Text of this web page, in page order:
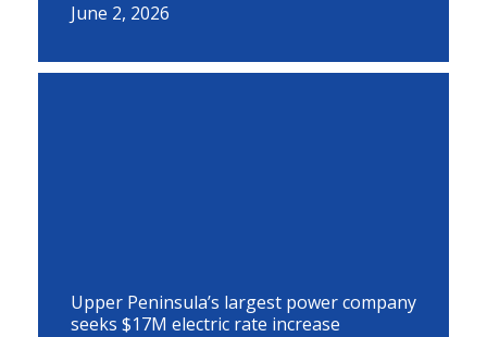
June 2, 2026
Upper Peninsula’s largest power company
seeks $17M electric rate increase